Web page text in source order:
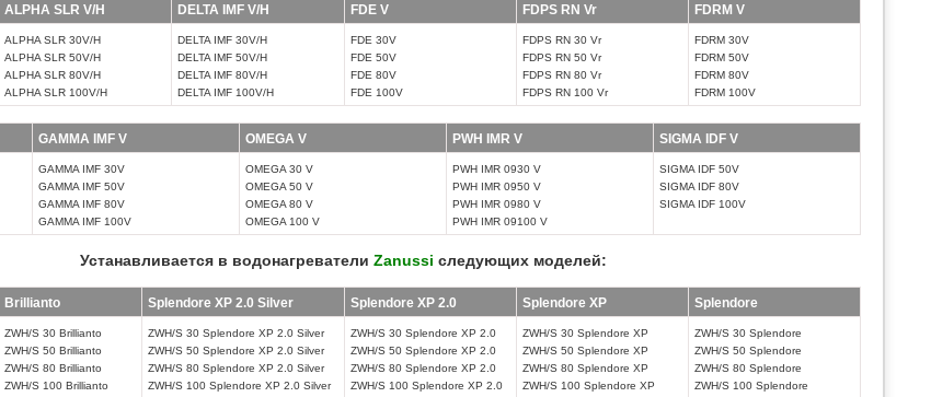
ALPHA SLR V/H DELTA IMF V/H FDE V FDPS RN Vr FDRM V
ALPHA SLR 30V/H
ALPHA SLR 50V/H
ALPHA SLR 80V/H
ALPHA SLR 100V/H
DELTA IMF 30V/H
DELTA IMF 50V/H
DELTA IMF 80V/H
DELTA IMF 100V/H
FDE 30V
FDE 50V
FDE 80V
FDE 100V
FDPS RN 30 Vr
FDPS RN 50 Vr
FDPS RN 80 Vr
FDPS RN 100 Vr
FDRM 30V
FDRM 50V
FDRM 80V
FDRM 100V
GAMMA IMF V OMEGA V PWH IMR V SIGMA IDF V
GAMMA IMF 30V
GAMMA IMF 50V
GAMMA IMF 80V
GAMMA IMF 100V
OMEGA 30 V
OMEGA 50 V
OMEGA 80 V
OMEGA 100 V
PWH IMR 0930 V
PWH IMR 0950 V
PWH IMR 0980 V
PWH IMR 09100 V
SIGMA IDF 50V
SIGMA IDF 80V
SIGMA IDF 100V
Устанавливается в водонагреватели Zanussi следующих моделей:
Brillianto Splendore XP 2.0 Silver Splendore XP 2.0 Splendore XP Splendore
ZWH/S 30 Brillianto
ZWH/S 50 Brillianto
ZWH/S 80 Brillianto
ZWH/S 100 Brillianto
ZWH/S 30 Splendore XP 2.0 Silver
ZWH/S 50 Splendore XP 2.0 Silver
ZWH/S 80 Splendore XP 2.0 Silver
ZWH/S 100 Splendore XP 2.0 Silver
ZWH/S 30 Splendore XP 2.0
ZWH/S 50 Splendore XP 2.0
ZWH/S 80 Splendore XP 2.0
ZWH/S 100 Splendore XP 2.0
ZWH/S 30 Splendore XP
ZWH/S 50 Splendore XP
ZWH/S 80 Splendore XP
ZWH/S 100 Splendore XP
ZWH/S 30 Splendore
ZWH/S 50 Splendore
ZWH/S 80 Splendore
ZWH/S 100 Splendore